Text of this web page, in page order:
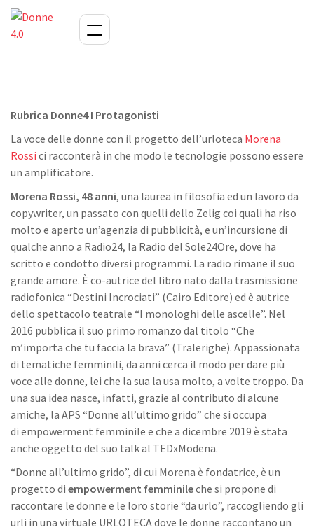
Rubrica Donne4 I Protagonisti
La voce delle donne con il progetto dell’urloteca Morena
Rossi ci racconterà in che modo le tecnologie possono essere
un amplificatore.
Morena Rossi, 48 anni, una laurea in filosofia ed un lavoro da
copywriter, un passato con quelli dello Zelig coi quali ha riso
molto e aperto un’agenzia di pubblicità, e un’incursione di
qualche anno a Radio24, la Radio del Sole24Ore, dove ha
scritto e condotto diversi programmi. La radio rimane il suo
grande amore. È co-autrice del libro nato dalla trasmissione
radiofonica “Destini Incrociati” (Cairo Editore) ed è autrice
dello spettacolo teatrale “I monologhi delle ascelle”. Nel
2016 pubblica il suo primo romanzo dal titolo “Che
m’importa che tu faccia la brava” (Tralerighe). Appassionata
di tematiche femminili, da anni cerca il modo per dare più
voce alle donne, lei che la sua la usa molto, a volte troppo. Da
una sua idea nasce, infatti, grazie al contributo di alcune
amiche, la APS “Donne all’ultimo grido” che si occupa
di empowerment femminile e che a dicembre 2019 è stata
anche oggetto del suo talk al TEDxModena.
“Donne all’ultimo grido”, di cui Morena è fondatrice, è un
progetto di empowerment femminileche si propone di
raccontare le donne e le loro storie “da urlo”, raccogliendo gli
urli in una virtuale URLOTECA dove le donne raccontano un